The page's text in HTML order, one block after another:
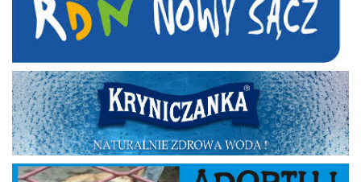
Kryniczanka
Adoptuj psa